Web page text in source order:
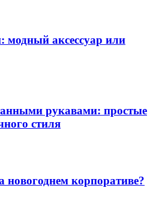
модный аксессуар или
рукавами: простые
стиля
новогоднем корпоративе?